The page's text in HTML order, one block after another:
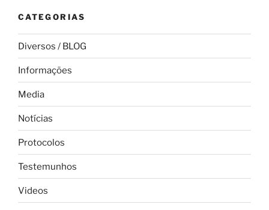
CATEGORIAS
Diversos / BLOG
Informações
Media
Notícias
Protocolos
Testemunhos
Videos